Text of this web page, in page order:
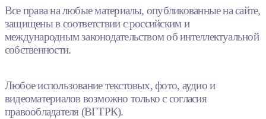
Все права на любые материалы, опубликованные на сайте,
защищены в соответствии с российским и
международным законодательством об интеллектуальной
собственности.
Любое использование текстовых, фото, аудио и
видеоматериалов возможно только с согласия
правообладателя (ВГТРК).